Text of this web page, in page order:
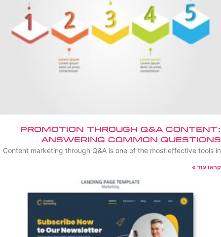
Promotion Through Q&A Content:
Answering Common Questions
Content marketing through Q&A is one of the most effective tools in
קראו עוד »